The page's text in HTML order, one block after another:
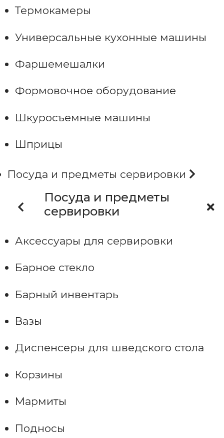
Термокамеры
Универсальные кухонные машины
Фаршемешалки
Формовочное оборудование
Шкуросъемные машины
Шприцы
Посуда и предметы сервировки
Посуда и предметы
сервировки
Аксессуары для сервировки
Барное стекло
Барный инвентарь
Вазы
Диспенсеры для шведского стола
Корзины
Мармиты
Подносы